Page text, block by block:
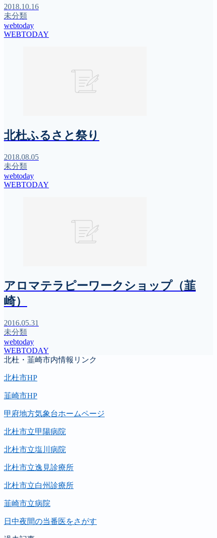
2018.10.16
未分類
webtoday
WEBTODAY
北杜ふるさと祭り
2018.08.05
未分類
webtoday
WEBTODAY
アロマテラピーワークショップ（韮
崎）
2016.05.31
未分類
webtoday
WEBTODAY
北杜・韮崎市内情報リンク
北杜市HP
韮崎市HP
甲府地方気象台ホームページ
北杜市立甲陽病院
北杜市立塩川病院
北杜市立逸見診療所
北杜市立白州診療所
韮崎市立病院
日中夜間の当番医をさがす